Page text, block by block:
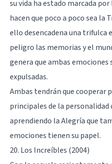
su vida ha estado marcada
hacen que poco a poco sea la
ello desencadena una trifulca
peligro las memorias y el
genera que ambas
expulsadas.
Ambas tendrán que cooperar
principales de la personalidad
aprendiendo la Alegría que
emociones tienen su papel.
20. Los Increíbles (2004)